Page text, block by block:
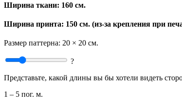
Ширина ткани: 160 см.
Ширина принта: 150 см. (из-за крепления при
Размер паттерна: 20 × 20 см.
?
Представьте, какой длины вы бы хотели видеть
1 – 5 пог. м.